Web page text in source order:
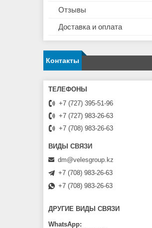
Отзывы
Доставка и оплата
Контакты
+7 (727) 395-51-96
+7 (727) 983-26-63
+7 (708) 983-26-63
dm@velesgroup.kz
+7 (708) 983-26-63
+7 (708) 983-26-63
ДРУГИЕ ВИДЫ СВЯЗИ
WhatsApp